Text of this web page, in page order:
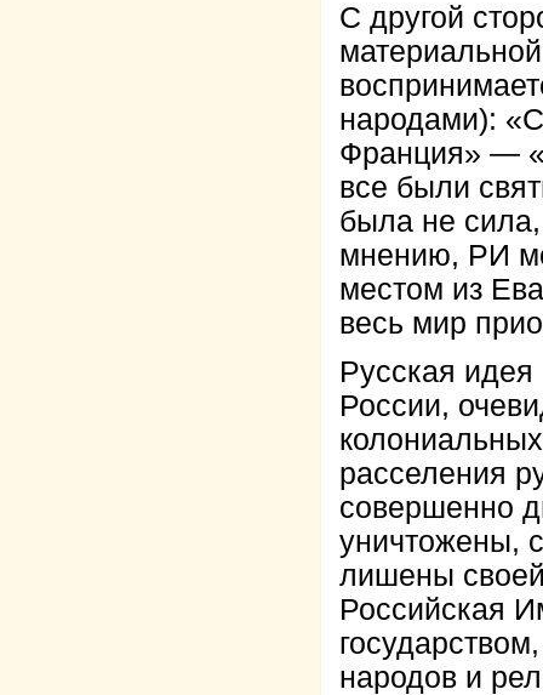
С другой
народами):
Франция» —
все были
была не
мнению, РИ
местом из
весь мир
Русская идея
России,
расселения
совершенно
уничтожены,
лишены
Российская
народов и